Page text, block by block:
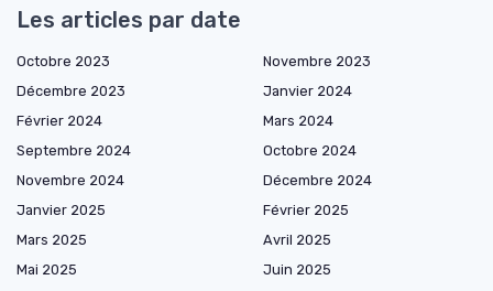
Les articles par date
Octobre 2023
Novembre 2023
Décembre 2023
Janvier 2024
Février 2024
Mars 2024
Septembre 2024
Octobre 2024
Novembre 2024
Décembre 2024
Janvier 2025
Février 2025
Mars 2025
Avril 2025
Mai 2025
Juin 2025